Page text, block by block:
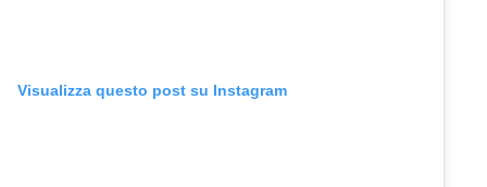
Visualizza questo post su Instagram